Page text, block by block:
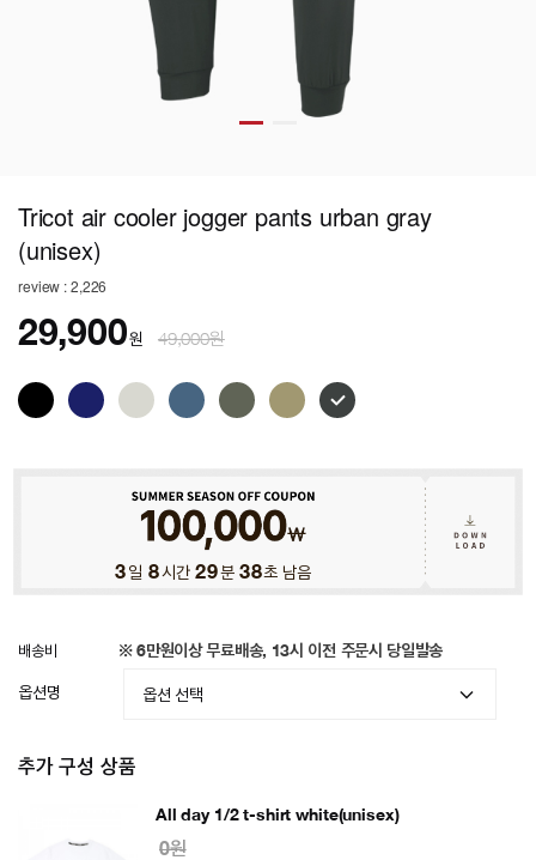
Tricot air cooler jogger pants urban gray
(unisex)
review : 2,226
29,900원 49,000원
3일 8시간 29분 35초 남음
배송비 ※ 6만원이상 무료배송, 13시 이전 주문시 당일발송
옵션명
추가 구성 상품
All day 1/2 t-shirt white(unisex)
0원